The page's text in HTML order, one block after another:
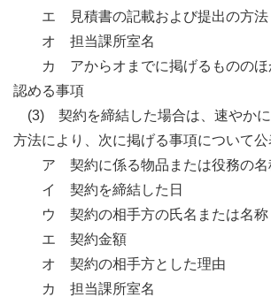
エ 見積書の記載および提出の方法
オ 担当課所室名
カ アからオまでに掲げるもののほ
認める事項
(3) 契約を締結した場合は、速やかに
方法により、次に掲げる事項について公
ア 契約に係る物品または役務の名
イ 契約を締結した日
ウ 契約の相手方の氏名または名称
エ 契約金額
オ 契約の相手方とした理由
カ 担当課所室名